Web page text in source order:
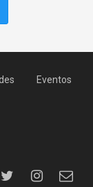
Eventos